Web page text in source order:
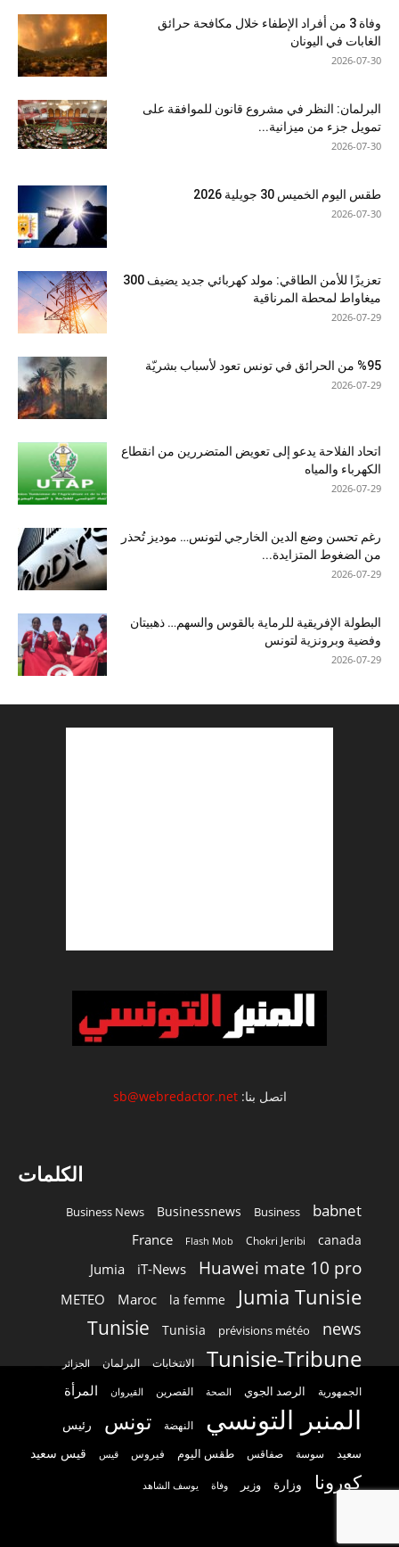
وفاة 3 من أفراد الإطفاء خلال مكافحة حرائق
الغابات في اليونان
2026-07-30
البرلمان: النظر في مشروع قانون للموافقة على
تمويل جزء من ميزانية...
2026-07-30
طقس اليوم الخميس 30 جويلية 2026
2026-07-30
تعزيزًا للأمن الطاقي: مولد كهربائي جديد يضيف 300
ميغاواط لمحطة المرناقية
2026-07-29
%95 من الحرائق في تونس تعود لأسباب بشريّة
2026-07-29
اتحاد الفلاحة يدعو إلى تعويض المتضررين من انقطاع
الكهرباء والمياه
2026-07-29
رغم تحسن وضع الدين الخارجي لتونس… موديز تُحذر
من الضغوط المتزايدة...
2026-07-29
البطولة الإفريقية للرماية بالقوس والسهم… ذهبيتان
وفضية وبرونزية لتونس
2026-07-29
اتصل بنا:sb@webredactor.net
الكلمات
babnet
Business
Businessnews
Business News
canada
Chokri Jeribi
Flash Mob
France
Huawei mate 10 pro
iT-News
Jumia
Jumia Tunisie
la femme
Maroc
METEO
news
prévisions météo
Tunisia
Tunisie
Tunisie-Tribune الانتخابات البرلمان الجزائر
الجمهورية الرصد الجوي الصحة القصرين القيروان المرأة
المنبر التونسي النهضة تونس رئيس
سعيد سوسة صفاقس طقس اليوم فيروس قيس قيس سعيد
كورونا وزارة وزير وفاة يوسف الشاهد